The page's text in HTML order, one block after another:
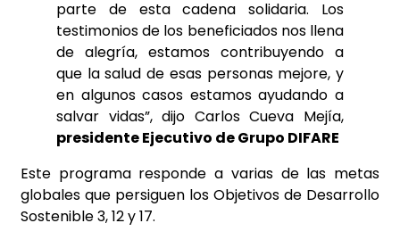
parte de esta cadena solidaria. Los
testimonios de los beneficiados nos llena
de alegría, estamos contribuyendo a
que la salud de esas personas mejore, y
en algunos casos estamos ayudando a
salvar vidas”, dijo Carlos Cueva Mejía,
presidente Ejecutivo de Grupo DIFARE
Este programa responde a varias de las metas
globales que persiguen los Objetivos de Desarrollo
Sostenible 3, 12 y 17.